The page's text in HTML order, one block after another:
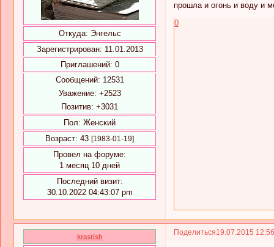
Откуда: Энгельс
Зарегистрирован: 11.01.2013
Приглашений: 0
Сообщений: 12531
Уважение: +2523
Позитив: +3031
Пол: Женский
Возраст: 43 [1983-01-19]
Провел на форуме:
1 месяц 10 дней
Последний визит:
30.10.2022 04:43:07 pm
прошла и огонь и воду и
0
Поделиться19.07.2015
krastish